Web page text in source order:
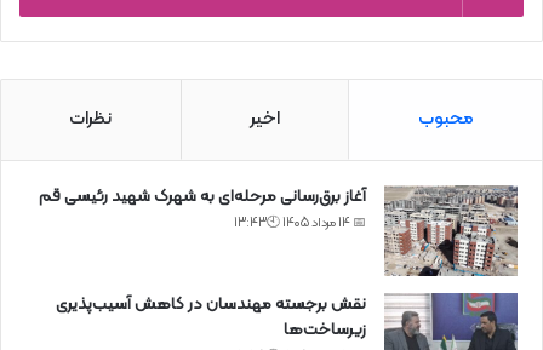
محبوب اخیر نظرات
آغاز برق‌رسانی مرحله‌ای به شهرک شهید رئیسی قم
📅 14 مرداد 1405 🕙13:43
نقش برجسته مهندسان در کاهش آسیب‌پذیری
زیرساخت‌ها